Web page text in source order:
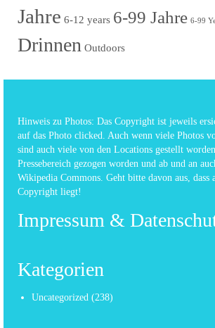
Jahre 6-12 years 6-99 Jahre 6-99
Drinnen Outdoors
Hinweis zu Photos: Das Copyright ist jeweils
auf das Photo clicked. Auch wenn viele Photos
sind auch viele von den Locations gestellt
Pressebereich gezogen worden und ab und an
Wikipedia Commons. Geht bitte davon aus, dass
Copyright liegt!
Impressum &
Kategorien
Uncategorized (238)